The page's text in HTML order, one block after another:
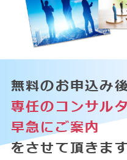
無料のお申込み後
専任のコンサル
早急にご案内
をさせて頂きます